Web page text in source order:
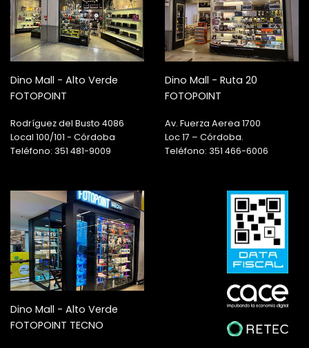
Dino Mall - Alto Verde
FOTOPOINT
Rodríguez del Busto 4086
Local 100/101 - Córdoba
Teléfono: 351 481-9009
Dino Mall - Ruta 20
FOTOPOINT
Av. Fuerza Aerea 1700
Loc 17 – Córdoba.
Teléfono: 351 466-6006
Dino Mall - Alto Verde
FOTOPOINT TECNO